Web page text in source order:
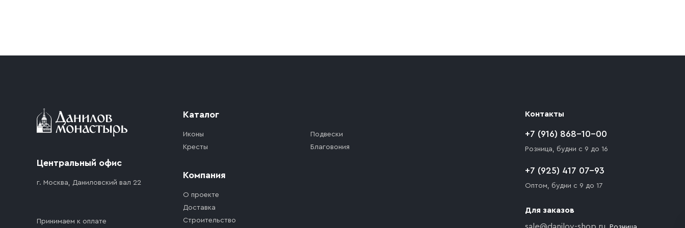
доставка осуществляется до ближайшего места, которое максимально близко к месту запланированной разгрузки товара и не нарушает правила
Центральный офис
г. Москва, Даниловский вал 22
Принимаем к оплате
Каталог
Иконы
Кресты
Подвески
Благовония
Компания
О проекте
Доставка
Строительство
Контакты
+7 (916) 868-10-00
Розница, будни с 9 до 16
+7 (925) 417 07-93
Оптом, будни с 9 до 17
Для заказов